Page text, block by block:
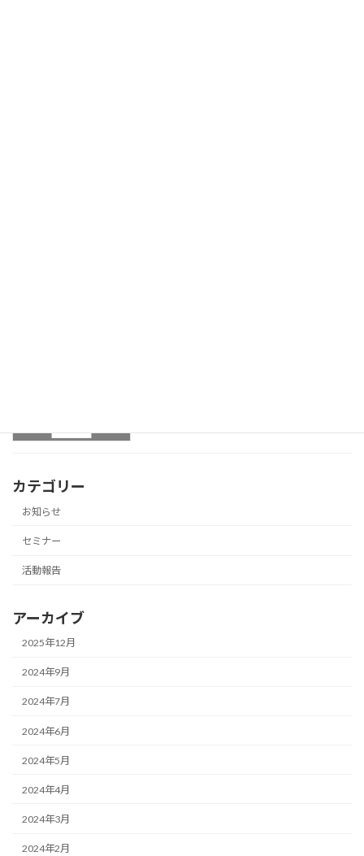
カテゴリー
お知らせ
セミナー
活動報告
アーカイブ
2025年12月
2024年9月
2024年7月
2024年6月
2024年5月
2024年4月
2024年3月
2024年2月